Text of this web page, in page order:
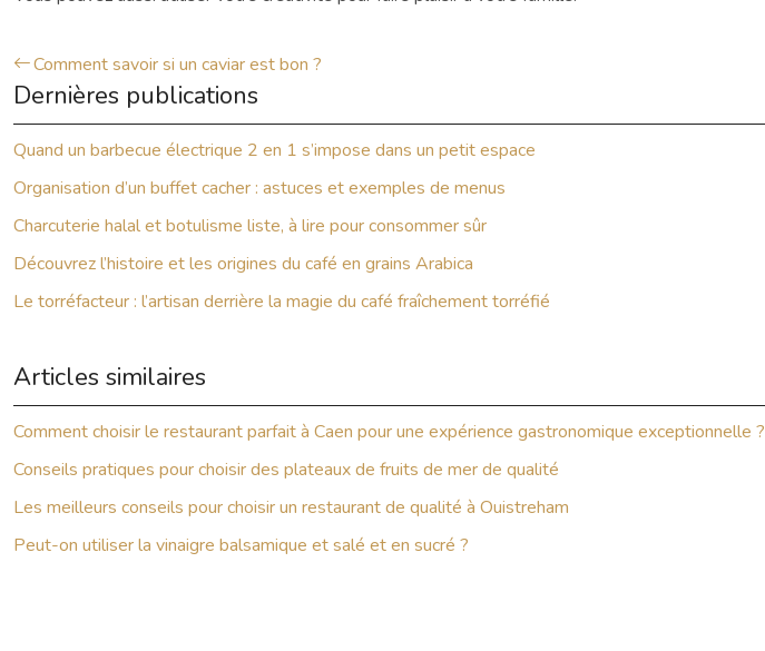
Comment savoir si un caviar est bon ?
Dernières publications
Quand un barbecue électrique 2 en 1 s’impose dans un petit espace
Organisation d’un buffet cacher : astuces et exemples de menus
Charcuterie halal et botulisme liste, à lire pour consommer sûr
Découvrez l’histoire et les origines du café en grains Arabica
Le torréfacteur : l’artisan derrière la magie du café fraîchement torréfié
Articles similaires
Comment choisir le restaurant parfait à Caen pour une expérience gastronomique exceptionnelle ?
Conseils pratiques pour choisir des plateaux de fruits de mer de qualité
Les meilleurs conseils pour choisir un restaurant de qualité à Ouistreham
Peut-on utiliser la vinaigre balsamique et salé et en sucré ?